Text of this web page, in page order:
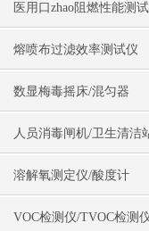
医用口zhao阻燃性能测试
熔喷布过滤效率测试仪
数显梅毒摇床/混匀器
人员消毒闸机/卫生清洁
溶解氧测定仪/酸度计
VOC检测仪/TVOC检测